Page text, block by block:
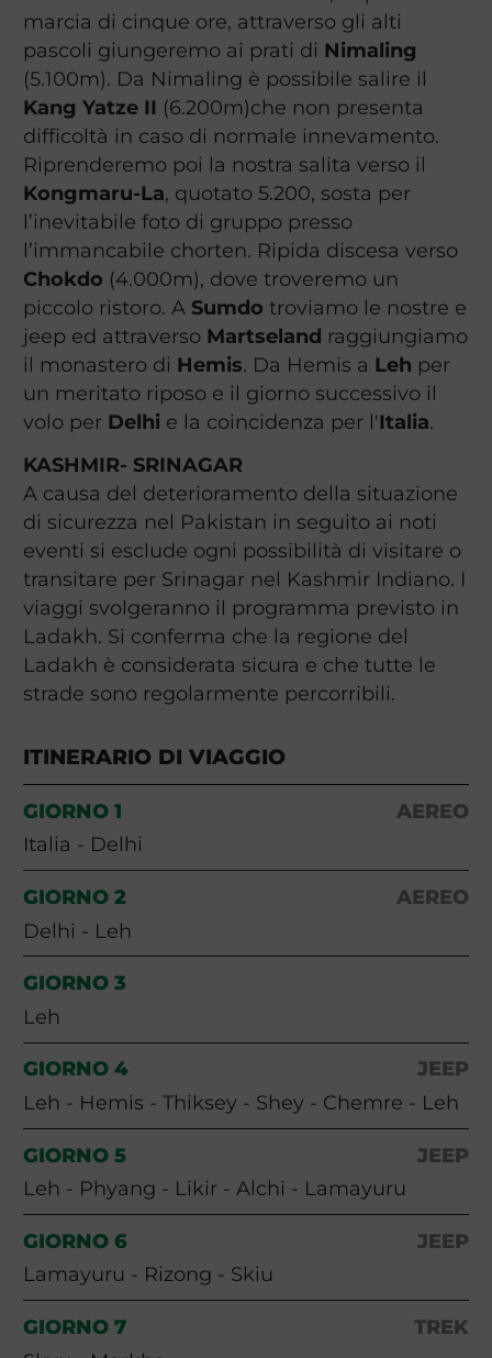
marcia di cinque ore, attraverso gli alti
pascoli giungeremo ai prati di Nimaling
(5.100m). Da Nimaling è possibile salire il
Kang Yatze II (6.200m)che non presenta
difficoltà in caso di normale innevamento.
Riprenderemo poi la nostra salita verso il
Kongmaru-La, quotato 5.200, sosta per
l’inevitabile foto di gruppo presso
l’immancabile chorten. Ripida discesa verso
Chokdo (4.000m), dove troveremo un
piccolo ristoro. A Sumdo troviamo le nostre e
jeep ed attraverso Martseland raggiungiamo
il monastero di Hemis. Da Hemis a Leh per
un meritato riposo e il giorno successivo il
volo per Delhie la coincidenza per l'Italia.
KASHMIR- SRINAGAR
A causa del deterioramento della situazione
di sicurezza nel Pakistan in seguito ai noti
eventi si esclude ogni possibilità di visitare o
transitare per Srinagar nel Kashmir Indiano. I
viaggi svolgeranno il programma previsto in
Ladakh. Si conferma che la regione del
Ladakh è considerata sicura e che tutte le
strade sono regolarmente percorribili.
ITINERARIO DI VIAGGIO
GIORNO 1
AEREO
Italia - Delhi
GIORNO 2
AEREO
Delhi - Leh
GIORNO 3
Leh
GIORNO 4
JEEP
Leh - Hemis - Thiksey - Shey - Chemre - Leh
GIORNO 5
JEEP
Leh - Phyang - Likir - Alchi - Lamayuru
GIORNO 6
JEEP
Lamayuru - Rizong - Skiu
GIORNO 7
TREK